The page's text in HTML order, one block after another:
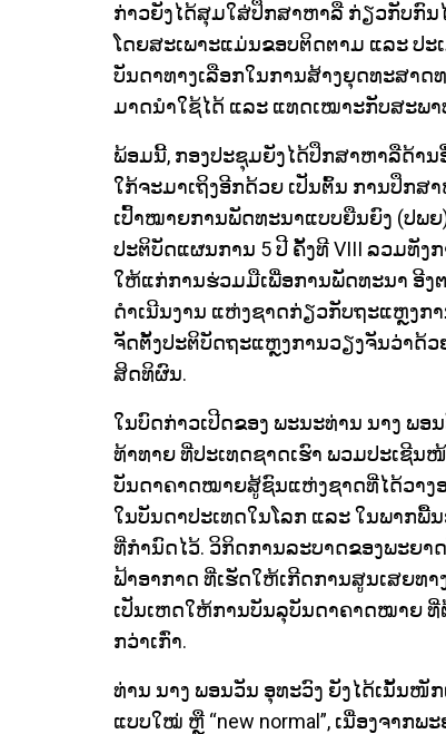
ກ່າວຍັງໄດ້ສຸມໃສ່ປຶກສາຫາລື ກ່ຽວກັບກົນ
ໂດຍສະເພາະແມ່ນຂອບຕິດຕາມ ແລະ ປ
ບັນດາທາງເລືອກໃນການສ້າງຍຸດທະສາ
ມາດນໍາໃຊ້ໄດ້ ແລະ ແທດເໝາະກັບສະພາ
ພ້ອມນີ້, ກອງປະຊຸມຍັງໄດ້ປຶກສາຫາລືດ້ານ
ໃກ້ຈະມາເຖິງອີກດ້ວຍ ເປັນຕົ້ນ ການປຶກ
ເປົ້າໝາຍການພັດທະນາແບບຍືນຍົງ (ປພ
ປະຕິບັດແຜນການ 5 ປີ ຄັ້ງທີ VIII ລວມທັ
ໃຫ້ແກ່ການຮ່ວມມືເພື່ອການພັດທະນາ ອີງ
ດໍາເນີນງານ ແຫ່ງຊາດກ່ຽວກັບຖະແຫຼງກາ
ຈັດຕັ້ງປະຕິບັດຖະແຫຼງການວຽງຈັນວ່າດ້
ສິດທິຜົນ.
ໃນບົດກ່າວເປີດຂອງ ພະນະທ່ານ ນາງ ພ
ທ້າທາຍ ທີ່ປະເທດຊາດເຮົາ ພວມປະເຊີນ
ບັນດາຄາດໝາຍສູ້ຊົນແຫ່ງຊາດທີ່ໄດ້ວາງ
ໃນບັນດາປະເທດໃນໂລກ ແລະ ໃນພາກພື້
ທີ່ກໍານົດໄວ້. ວິກິດການລະບາດຂອງພະຍາ
ຟ້າອາກາດ ທີ່ເຮັດໃຫ້ເກີດການສູນເສຍທ
ເປັນເຫດໃຫ້ການບັນລຸບັນດາຄາດໝາຍ ທີ່
ກວ່າເກົ່າ.
ທ່ານ ນາງ ພອນວັນ ອຸທະວົງ ຍັງໄດ້ເນັ້ນໜັ
ແບບໃໝ່ ຫຼື “new normal”, ເນື່ອງຈາກ